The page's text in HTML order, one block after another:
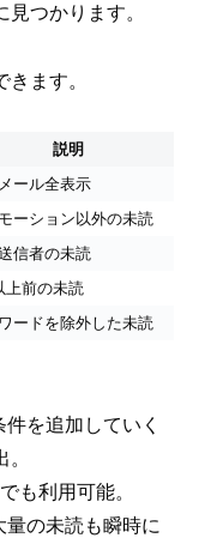
つかります。
ます。
説明
ール全表示
ーション以外の未読
信者の未読
上前の未読
ードを除外した未読
を追加していく
も利用可能。
の未読も瞬時に